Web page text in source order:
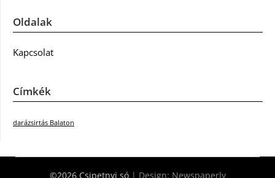
Oldalak
Kapcsolat
Címkék
darázsirtás Balaton
©2026 Csipetnyi só | Design: Newspaperly